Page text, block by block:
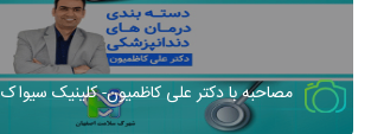
مصاحبه با دکتر علی کاظمیون- کلینیک سیواک